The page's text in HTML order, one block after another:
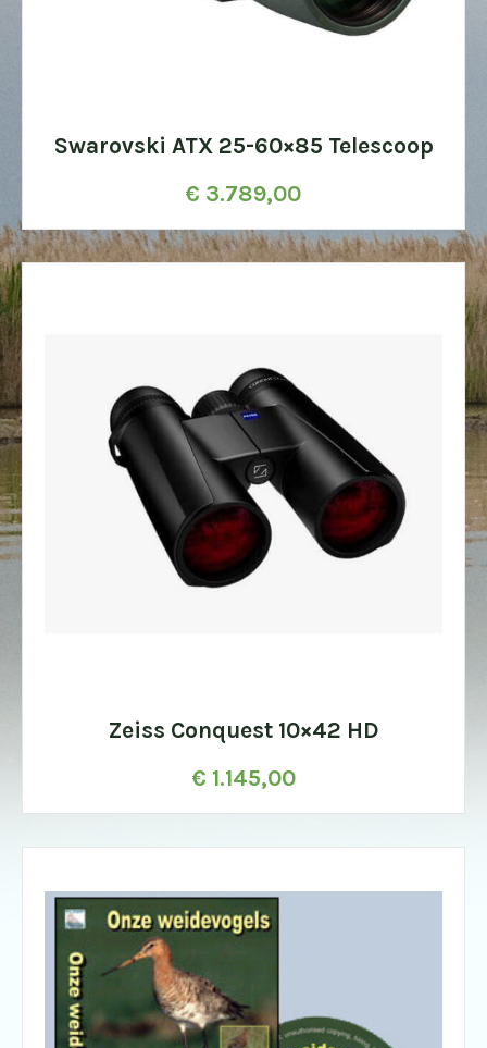
Swarovski ATX 25-60×85 Telescoop
€ 3.789,00
Zeiss Conquest 10×42 HD
€ 1.145,00